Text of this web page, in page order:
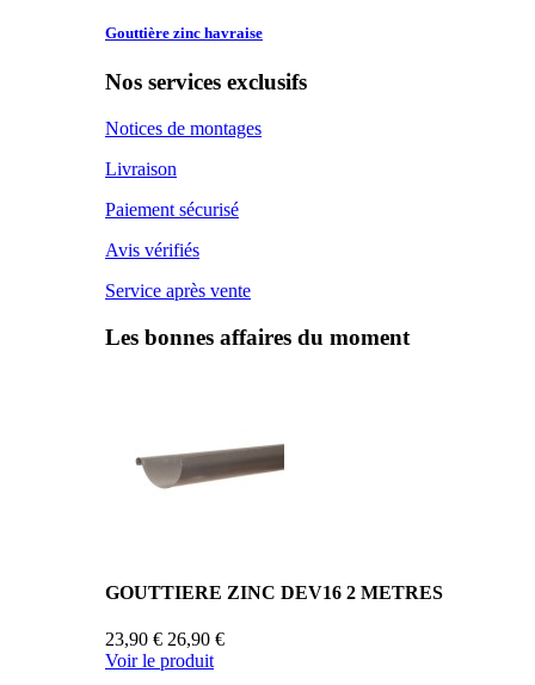
Gouttière zinc havraise
Nos services exclusifs
Notices de montages
Livraison
Paiement sécurisé
Avis vérifiés
Service après vente
Les bonnes affaires du moment
GOUTTIERE ZINC DEV16 2 METRES
23,90 € 26,90 €
Voir le produit